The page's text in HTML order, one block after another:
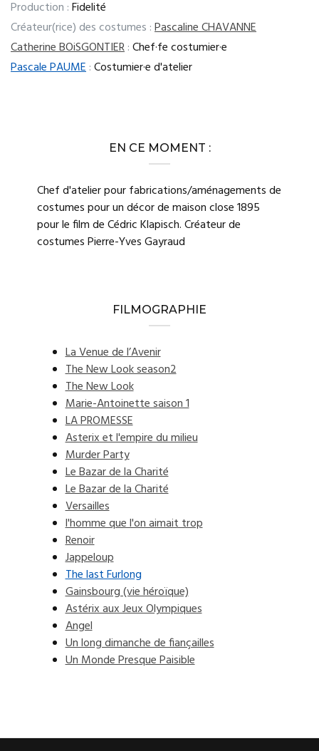
Production :Fidelité
Créateur(rice) des costumes :Pascaline CHAVANNE
Catherine BOiSGONTIER:Chef·fe costumier·e
Pascale PAUME:Costumier·e d'atelier
EN CE MOMENT :
Chef d'atelier pour fabrications/aménagements de
costumes pour un décor de maison close 1895
pour le film de Cédric Klapisch. Créateur de
costumes Pierre-Yves Gayraud
FILMOGRAPHIE
La Venue de l’Avenir
The New Look season2
The New Look
Marie-Antoinette saison 1
LA PROMESSE
Asterix et l'empire du milieu
Murder Party
Le Bazar de la Charité
Le Bazar de la Charité
Versailles
l'homme que l'on aimait trop
Renoir
Jappeloup
The last Furlong
Gainsbourg (vie héroïque)
Astérix aux Jeux Olympiques
Angel
Un long dimanche de fiançailles
Un Monde Presque Paisible